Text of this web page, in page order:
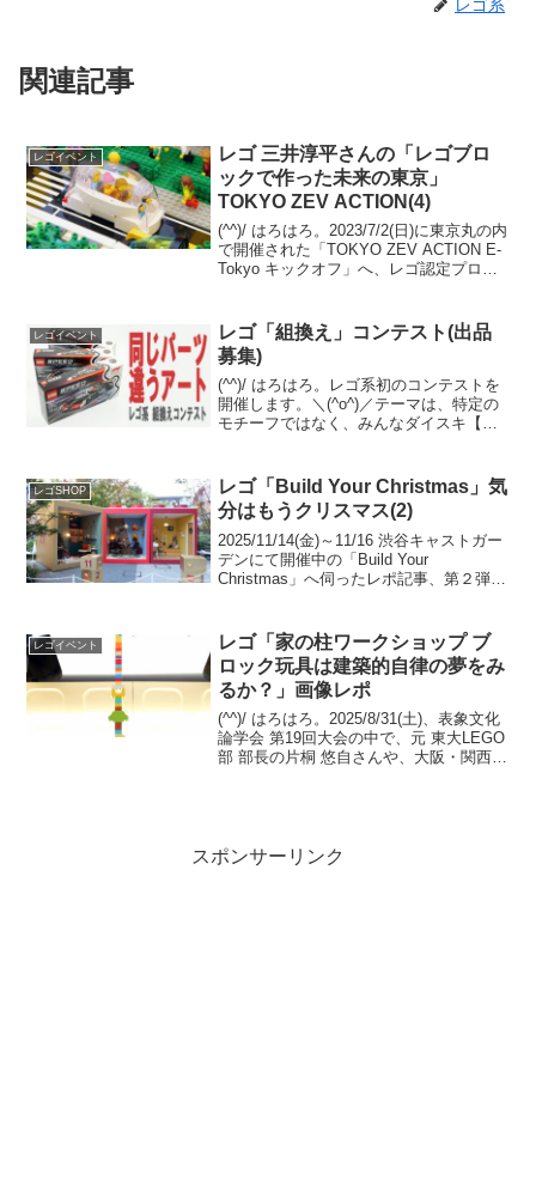
レゴ系
関連記事
レゴイベント
レゴ 三井淳平さんの「レゴブロ
ックで作った未来の東京」
TOKYO ZEV ACTION(4)
(^^)/ はろはろ。2023/7/2(日)に東京丸の内
で開催された「TOKYO ZEV ACTION E-
Tokyo キックオフ」へ、レゴ認定プロビ
観に、伺い...
レゴイベント
レゴ「組換え」コンテスト(出品
募集)
(^^)/ はろはろ。レゴ系初のコンテストを
開催します。＼(^o^)／テーマは、特定の
モチーフではなく、みんなダイスキ【組
す。本コンテストの運営はレゴ系です。
レゴ社に...
レゴSHOP
レゴ「Build Your Christmas」気
分はもうクリスマス(2)
2025/11/14(金)～11/16 渋谷キャストガー
デンにて開催中の「Build Your
Christmas」へ伺ったレポ記事、第２弾で
事レゴショ...
レゴイベント
レゴ「家の柱ワークショップ ブ
ロック玩具は建築的自律の夢をみ
るか？」画像レポ
(^^)/ はろはろ。2025/8/31(土)、表象文化
論学会 第19回大会の中で、元 東大LEGO
部 部長の片桐 悠自さんや、大阪・関西万
スポンサーリンク